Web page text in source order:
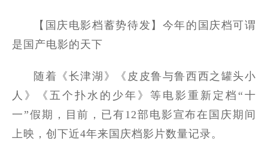
【国庆电影档蓄势待发】今年的国庆档可谓
是国产电影的天下
随着《长津湖》《皮皮鲁与鲁西西之罐头小
人》《五个扑水的少年》等电影重新定档“十
一”假期，目前，已有12部电影宣布在国庆期间
上映，创下近4年来国庆档影片数量记录。